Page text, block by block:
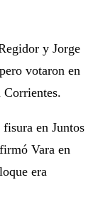
y Jorge
votaron en
en Juntos
Vara en
era